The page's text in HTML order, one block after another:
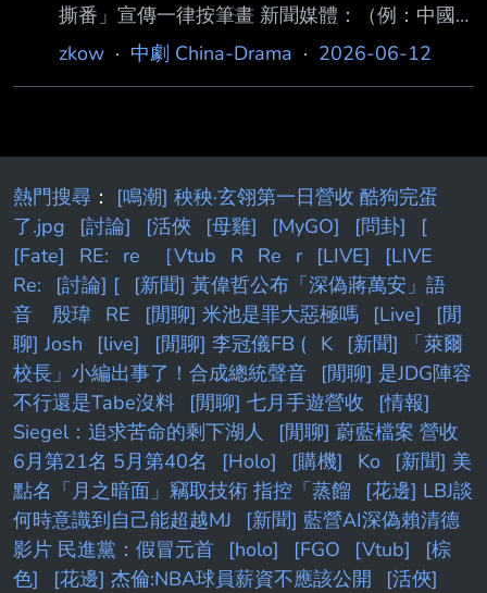
撕番」宣傳一律按筆畫 新聞媒體：（例：中國
時報、東森新聞） ETTODAY 記者姓名：（無記
宣傳一律按筆畫 記者蔡宜芳／綜合報導 大陸演
藝圈演員「撕番」（競爭姓名排序）的亂象，在
近年愈演愈烈，對此，中國電視劇 製作產業協
會等三家單位，正式於12日頒佈新規，祭出相當
嚴格的演員署名規定，宣布將 從源
zkow · 中劇 China-Drama · 2026-06-12
熱門搜尋 ： [鳴潮] 秧秧·玄翎第一日營收 酷狗完蛋
了.jpg
[討論] [活俠 [母雞] [MyGO] [問卦]
[
[Fate]
RE: re ［Vtub R Re r [LIVE]
[LIVE
Re:
[討論] [
[新聞] 黃偉哲公布「深偽蔣萬安」語
音 殷瑋 RE [閒聊] 米池是罪大惡極嗎 [Live]
[閒
聊] Josh
[live] [閒聊] 李冠儀FB ( K
[新聞] 「萊爾
校長」小編出事了！合成總統聲音
[閒聊] 是JDG陣容
不行還是Tabe沒料
[閒聊] 七月手遊營收
[情報]
Siegel：追求苦命的剩下湖人
[閒聊] 蔚藍檔案 營收
6月第21名 5月第40名
[Holo] [購機] Ko
[新聞] 美
點名「月之暗面」竊取技術 指控「蒸餾
[花邊] LBJ談
何時意識到自己能超越MJ
[新聞] 藍營AI深偽賴清德
影片 民進黨：假冒元首
[holo] [FGO [Vtub]
[棕
色]
[花邊] 杰倫:NBA球員薪資不應該公開
[活俠]